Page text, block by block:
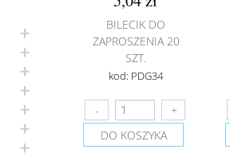
BILECIK DO
ZAPROSZENIA 20
SZT.
kod: PDG34
DO KOSZYKA